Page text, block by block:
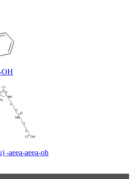
OH
-aeea-aeea-oh